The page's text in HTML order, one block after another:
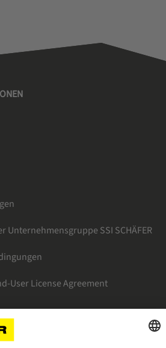
Unternehmensgruppe SSI SCHÄFER
User License Agreement